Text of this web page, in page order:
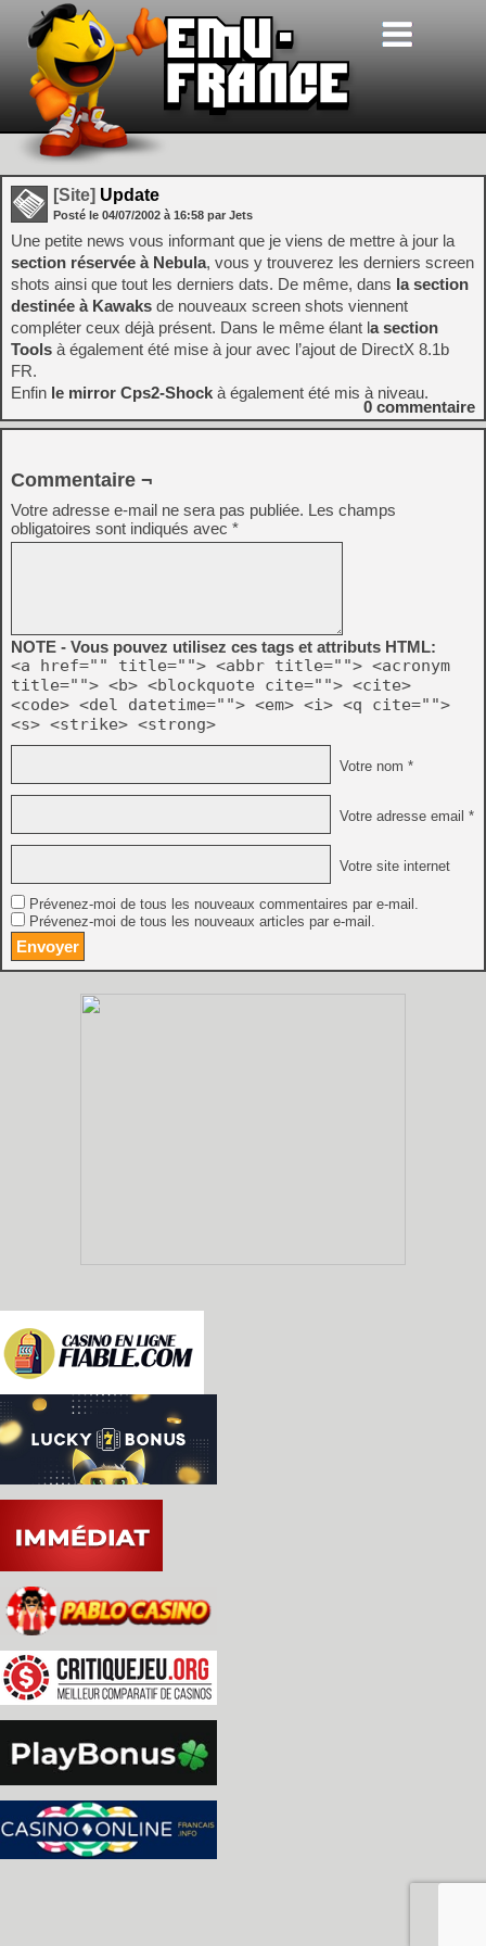
[Site] Update
Posté le 04/07/2002 à 16:58 par Jets
Une petite news vous informant que je viens de mettre à jour la
section réservée à Nebula, vous y trouverez les derniers screen
shots ainsi que tout les derniers dats. De même, dans la section
destinée à Kawaks de nouveaux screen shots viennent
compléter ceux déjà présent. Dans le même élant la section
Tools à également été mise à jour avec l’ajout de DirectX 8.1b
FR.
Enfin le mirror Cps2-Shock à également été mis à niveau.
0 commentaire
Commentaire ¬
Votre adresse e-mail ne sera pas publiée. Les champs
obligatoires sont indiqués avec *
NOTE - Vous pouvez utilisez ces tags et attributs HTML:
<a href="" title=""> <abbr title=""> <acronym
title=""> <b> <blockquote cite=""> <cite>
<code> <del datetime=""> <em> <i> <q cite="">
<s> <strike> <strong>
Votre nom *
Votre adresse email *
Votre site internet
Prévenez-moi de tous les nouveaux commentaires par e-mail.
Prévenez-moi de tous les nouveaux articles par e-mail.